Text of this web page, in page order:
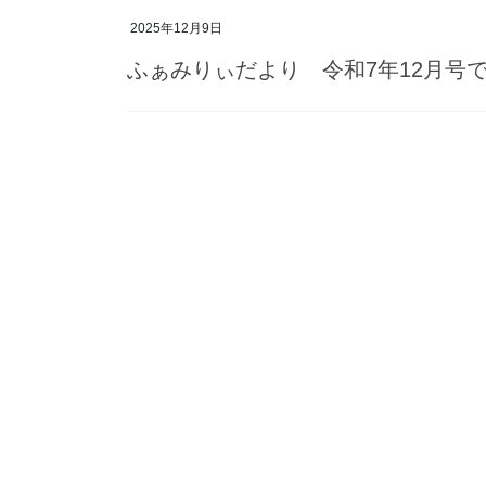
2025年12月9日
ふぁみりぃだより 令和7年12月号で